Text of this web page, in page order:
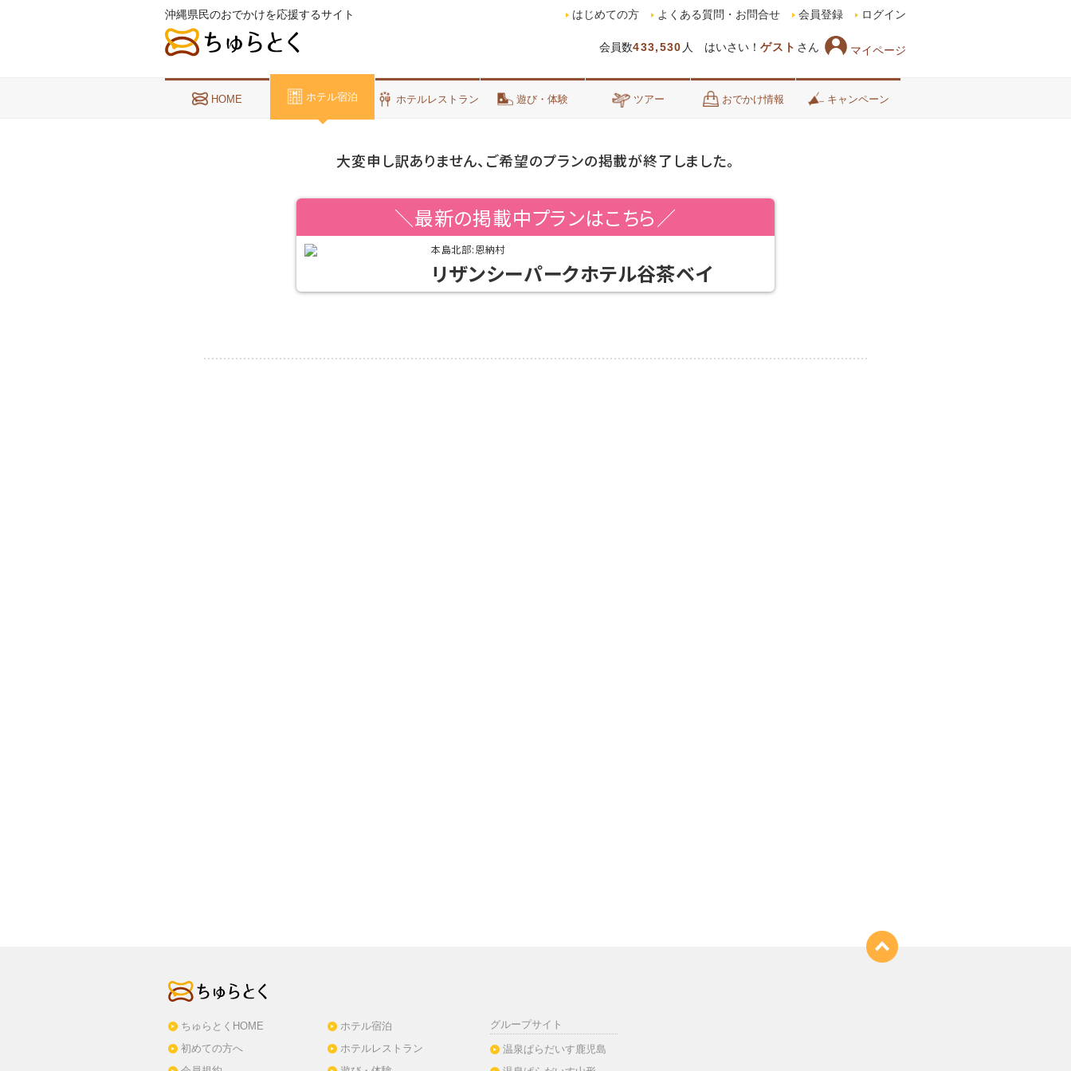
沖縄県民のおでかけを応援するサイト
会員数433,530 人 はいさい！ ゲスト さん マイページ
はじめての方 よくある質問・お問合せ 会員登録 ログイン
HOME ホテル宿泊 ホテルレストラン 遊び・体験 ツアー おでかけ情報 キャンペーン
大変申し訳ありません、ご希望のプランの掲載が終了しました。
＼最新の掲載中プランはこちら／
本島北部:恩納村
リザンシーパークホテル谷茶ベイ
ちゅらとくHOME
初めての方へ
ホテル宿泊
ホテルレストラン
グループサイト
温泉ぱらだいす鹿児島